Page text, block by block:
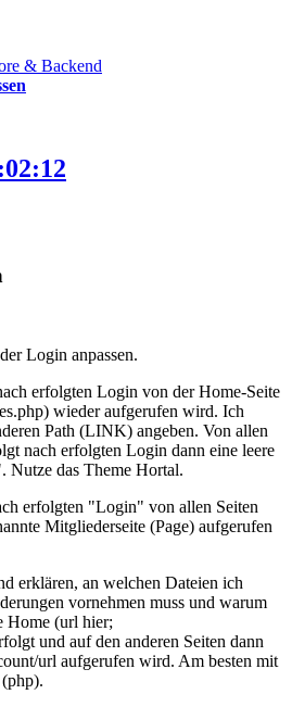
& Backend
Login anpassen.
erfolgten Login von der Home-Seite
wieder aufgerufen wird. Ich
Path (LINK) angeben. Von allen
nach erfolgten Login dann eine leere
Nutze das Theme Hortal.
erfolgten "Login" von allen Seiten
Mitgliederseite (Page) aufgerufen
erklären, an welchen Dateien ich
vornehmen muss und warum
Home (url hier;
und auf den anderen Seiten dann
url aufgerufen wird. Am besten mit